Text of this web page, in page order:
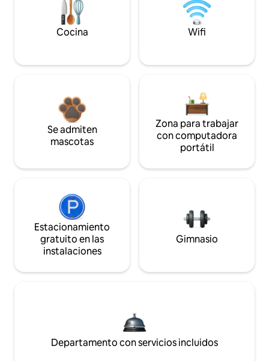
Cocina Wifi
Se admiten
mascotas
Zona para trabajar
con computadora
portátil
Estacionamiento
gratuito en las
instalaciones
Gimnasio
Departamento con servicios incluidos